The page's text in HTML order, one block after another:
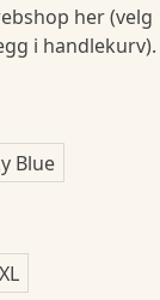
her (velg
i handlekurv).
Blue